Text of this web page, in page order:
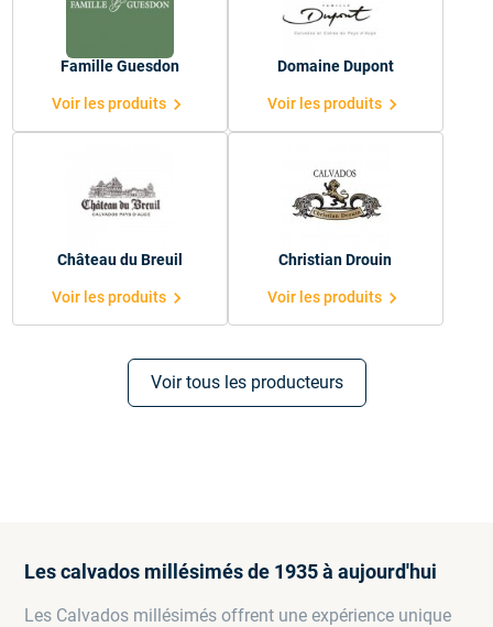
Famille Guesdon
Voir les produits chevron_right
Domaine Dupont
Voir les produitschevron_right
Château du Breuil
Voir les produits chevron_right
Christian Drouin
Voir les produitschevron_right
Voir tous les producteurs
Les calvados millésimés de 1935 à aujourd'hui
Les Calvados millésimés offrent une expérience unique